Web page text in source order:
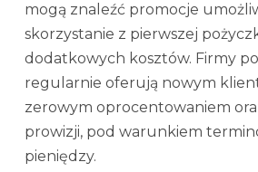
mogą znaleźć promocje
skorzystanie z pierwszej
dodatkowych kosztów. Firmy
regularnie oferują nowym
zerowym oprocentowaniem
prowizji, pod warunkiem
pieniędzy.